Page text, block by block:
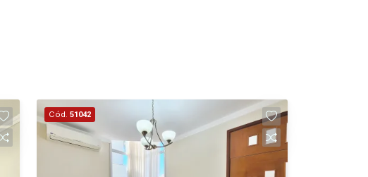
Cód. 51042